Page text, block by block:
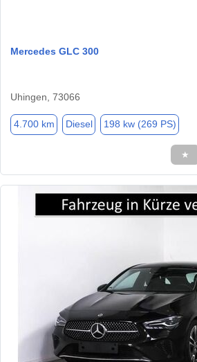
Mercedes GLC 300
Uhingen, 73066
4.700 km Diesel 198 kw (269 PS)
★